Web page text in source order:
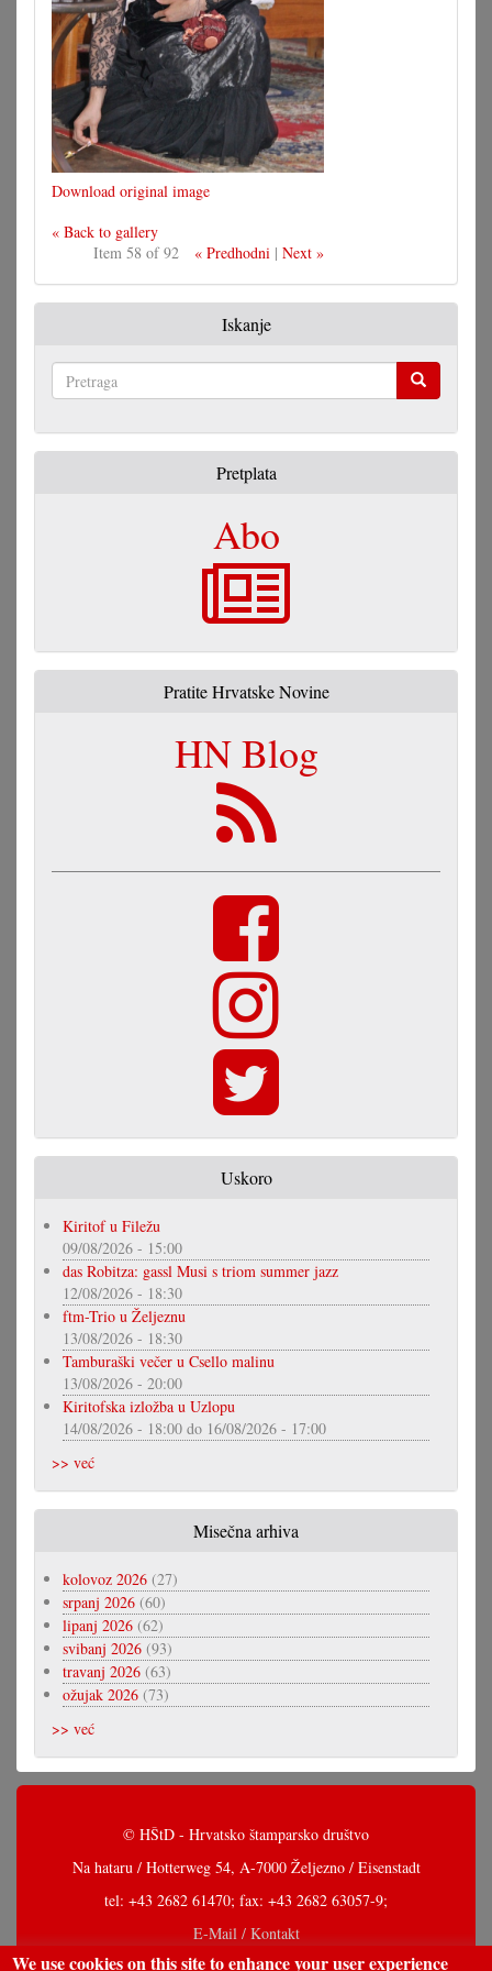
Download original image
« Back to gallery
Item 58 of 92
« Predhodni| Next »
Iskanje
Pretplata
Abo
Pratite Hrvatske Novine
HN Blog
Uskoro
Kiritof u Filežu
09/08/2026 - 15:00
das Robitza: gassl Musi s triom summer jazz
12/08/2026 - 18:30
ftm-Trio u Željeznu
13/08/2026 - 18:30
Tamburaški večer u Csello malinu
13/08/2026 - 20:00
Kiritofska izložba u Uzlopu
14/08/2026 - 18:00 do 16/08/2026 - 17:00
>> već
Misečna arhiva
kolovoz 2026 (27)
srpanj 2026 (60)
lipanj 2026 (62)
svibanj 2026 (93)
travanj 2026 (63)
ožujak 2026 (73)
>> već
© HŠtD - Hrvatsko štamparsko društvo
Na hataru / Hotterweg 54, A-7000 Željezno / Eisenstadt
tel: +43 2682 61470; fax: +43 2682 63057-9;
E-Mail / Kontakt
We use cookies on this site to enhance your user experience